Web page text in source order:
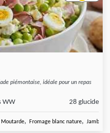
piémontaise, idéale pour un repas
WW 28 glucide
Moutarde, Fromage blanc nature, Jambon